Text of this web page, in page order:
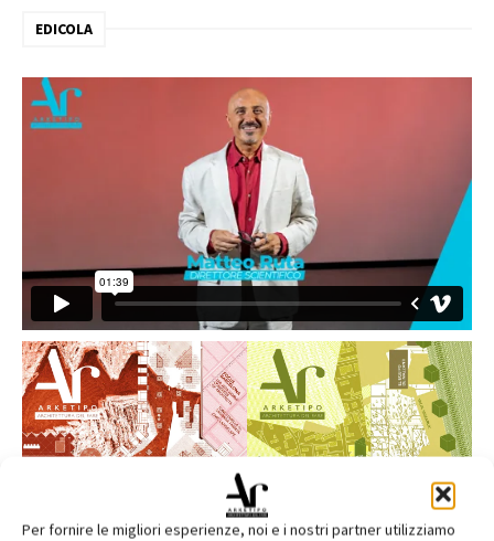
Per fornire le migliori esperienze, noi e i nostri partner utilizziamo
EDICOLA